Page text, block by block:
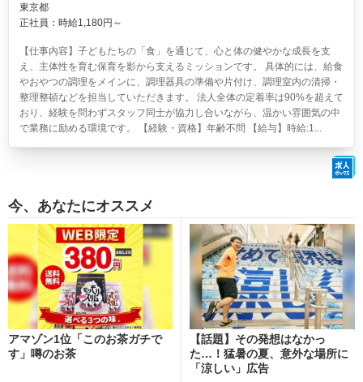
東京都
正社員：時給1,180円～
【仕事内容】子どもたちの「食」を通じて、心と体の健やかな成長を支
え、主体性を育む保育を影から支えるミッションです。 具体的には、給食
やおやつの調理をメインに、調理器具の準備や片付け、調理室内の清掃・
整理整頓などを担当していただきます。 法人全体の定着率は90%を超えて
おり、経験を問わずスタッフ同士が協力し合いながら、温かい雰囲気の中
で業務に励める環境です。 【経験・資格】年齢不問 【給与】時給:1...
今、あなたにオススメ
アマゾン1位「このお茶ガチで
す」噂のお茶
【話題】その発想はなかっ
た…！猛暑の夏、意外な場所に
「涼しい」広告